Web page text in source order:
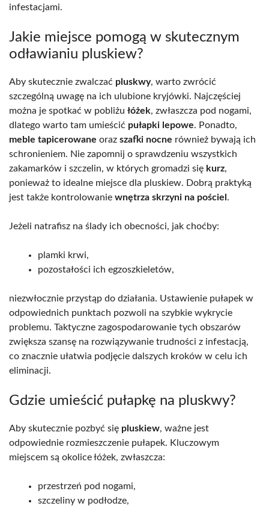
infestacjami.
Jakie miejsce pomogą w skutecznym
odławianiu pluskiew?
Aby skutecznie zwalczać pluskwy, warto zwrócić
szczególną uwagę na ich ulubione kryjówki. Najczęściej
można je spotkać w pobliżu łóżek, zwłaszcza pod nogami,
dlatego warto tam umieścić pułapki lepowe. Ponadto,
meble tapicerowane oraz szafki nocne również bywają ich
schronieniem. Nie zapomnij o sprawdzeniu wszystkich
zakamarków i szczelin, w których gromadzi się kurz,
ponieważ to idealne miejsce dla pluskiew. Dobrą praktyką
jest także kontrolowanie wnętrza skrzyni na pościel .
Jeżeli natrafisz na ślady ich obecności, jak choćby:
plamki krwi,
pozostałości ich egzoszkieletów,
niezwłocznie przystąp do działania. Ustawienie pułapek w
odpowiednich punktach pozwoli na szybkie wykrycie
problemu. Taktyczne zagospodarowanie tych obszarów
zwiększa szansę na rozwiązywanie trudności z infestacją,
co znacznie ułatwia podjęcie dalszych kroków w celu ich
eliminacji.
Gdzie umieścić pułapkę na pluskwy?
Aby skutecznie pozbyć się pluskiew, ważne jest
odpowiednie rozmieszczenie pułapek. Kluczowym
miejscem są okolice łóżek, zwłaszcza:
przestrzeń pod nogami,
szczeliny w podłodze,